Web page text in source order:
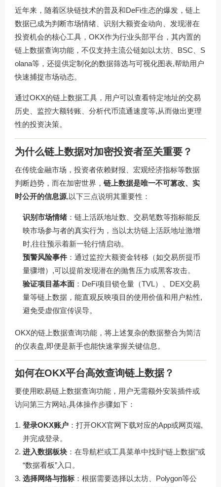
近年来，随着区块链技术的普及和DeFi生态的爆发，链上
数据已成为判断市场情绪、识别大额资金动向、发现潜在
投资机会的核心工具，OKX作为行业头部平台，其内置的
链上数据查询功能，不仅支持主流公链如以太坊、BSC、S
olana等，还提供定制化的数据筛选与可视化图表,帮助用户
快速捕捉市场动态。
通过OKX的链上数据工具，用户可以查看特定地址的交易
历史、监控大额转账、分析代币流通速度等,从而做出更理
性的投资决策。
为什么链上数据对加密投资者至关重要？
在传统金融市场，投资者依赖财报、宏观经济指标等数据
判断趋势，而在加密世界， 链上数据是唯一不可篡改、实
时公开的信息源,以下三点说明其重要性：
识别市场情绪 ：链上活跃地址数、交易笔数等指标能反
映市场参与者的真实行为，当以太坊链上活跃地址激增
时,往往预示着新一轮行情启动。
预警风险事件 ：通过监控大额资金转移（如交易所提币
量骤增）,可以提前发现潜在的抛售压力或黑客攻击。
验证项目基本面 ：DeFi项目锁仓量（TVL）、DEX交易
量等链上数据，能直观反映项目的使用价值和用户粘性,
避免受虚假宣传误导。
OKX的链上数据查询功能，将上述复杂的数据整合为简洁
的仪表盘,即便是新手也能快速掌握关键信息。
如何在OKX平台高效查询链上数据？
要使用欧易链上数据查询功能，用户无需额外安装插件或
访问第三方网站,具体操作步骤如下：
登录OKX账户 ：打开OKX官网下载对应的App或网页端,
并完成登录。
进入数据板块 ：在导航栏或工具菜单中找到“链上数据”或
“数据看板”入口。
选择网络与指标 ：根据需要选择以太坊、Polygon等公